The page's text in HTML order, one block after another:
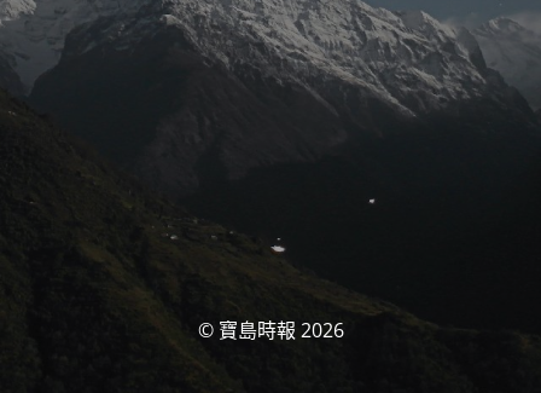
© 寶島時報 2026